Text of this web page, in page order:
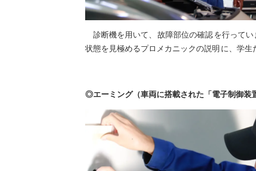
診断機を用いて、 故障部位の確認 を行って
状態を見極めるプロメカニックの説明 に、学生
◎エーミング（車両に搭載された「電子制御装